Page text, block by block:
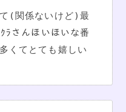
(関係ないけど)最
ﾗさんほいほいな番
くてとても嬉しい